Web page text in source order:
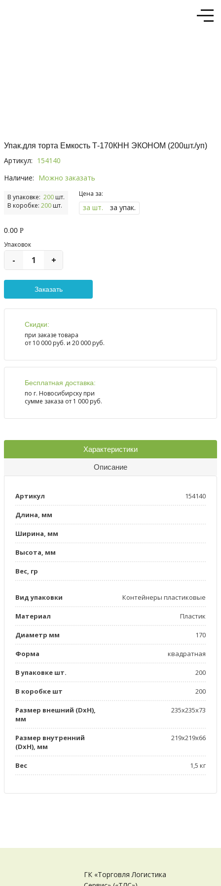
Упак.для торта Емкость Т-170КНН ЭКОНОМ (200шт./уп)
Артикул: 154140
Наличие: Можно заказать
В упаковке: 200 шт.
В коробке: 200 шт.
Цена за:
за шт. за упак.
0.00 Р
Упаковок
- +
Скидки:
при заказе товара
от 10 000 руб. и 20 000 руб.
Бесплатная доставка:
по г. Новосибирску при
сумме заказа от 1 000 руб.
Характеристики
Описание
Артикул 154140
Длина, мм
Ширина, мм
Высота, мм
Вес, гр
Вид упаковки Контейнеры пластиковые
Материал Пластик
Диаметр мм 170
Форма квадратная
В упаковке шт. 200
В коробке шт 200
Размер внешний (DxН),
мм
235х235х73
Размер внутренний
(DxH), мм
219х219х66
Вес 1,5 кг
ГК «Торговля Логистика